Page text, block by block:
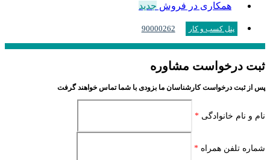
همکاری در فروش جدید
پنل کسب و کار 90000262
ثبت درخواست مشاوره
پس از ثبت درخواست کارشناسان ما بزودی با شما تماس خواهند گرفت
نام و نام خانوادگی *
شماره تلفن همراه *